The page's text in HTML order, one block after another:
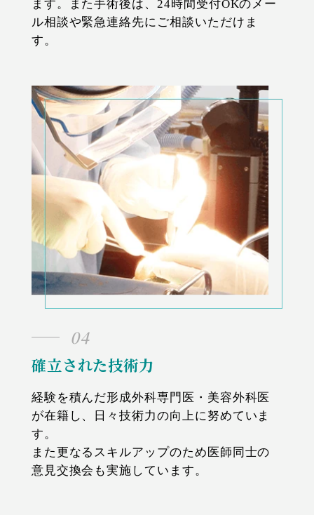
ます。また手術後は、24時間受付OKのメー
ル相談や緊急連絡先にご相談いただけま
す。
04
確立された技術力
経験を積んだ形成外科専門医・美容外科医
が在籍し、日々技術力の向上に努めていま
す。
また更なるスキルアップのため医師同士の
意見交換会も実施しています。